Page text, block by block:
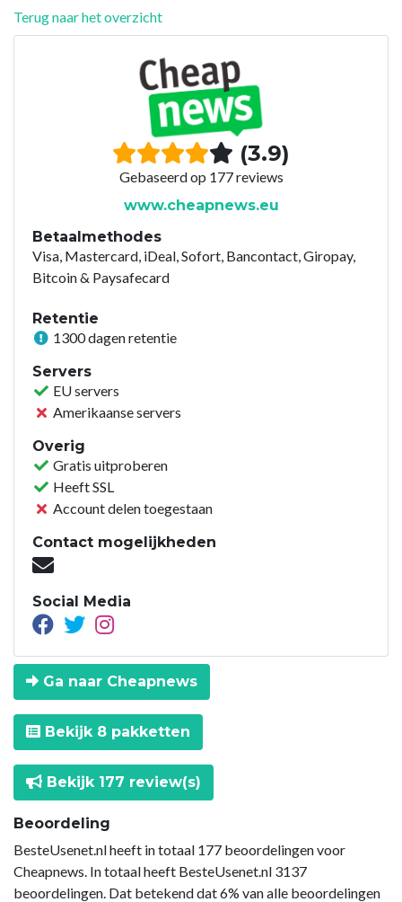
Terug naar het overzicht
(3.9)
Gebaseerd op 177 reviews
www.cheapnews.eu
Betaalmethodes
Visa, Mastercard, iDeal, Sofort, Bancontact, Giropay,
Bitcoin & Paysafecard
Retentie
1300 dagen retentie
Servers
EU servers
Amerikaanse servers
Overig
Gratis uitproberen
Heeft SSL
Account delen toegestaan
Contact mogelijkheden
Social Media
Ga naar Cheapnews
Bekijk 8 pakketten
Bekijk 177 review(s)
Beoordeling
BesteUsenet.nl heeft in totaal 177 beoordelingen voor
Cheapnews. In totaal heeft BesteUsenet.nl 3137
beoordelingen. Dat betekend dat 6% van alle beoordelingen